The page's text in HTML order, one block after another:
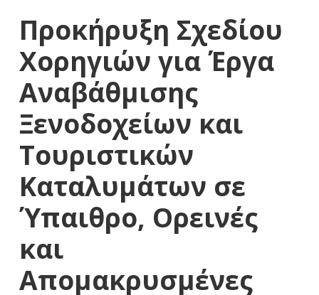
Προκήρυξη Σχεδίου
Χορηγιών για Έργα
Αναβάθμισης
Ξενοδοχείων και
Τουριστικών
Καταλυμάτων σε
Ύπαιθρο, Ορεινές
και
Απομακρυσμένες